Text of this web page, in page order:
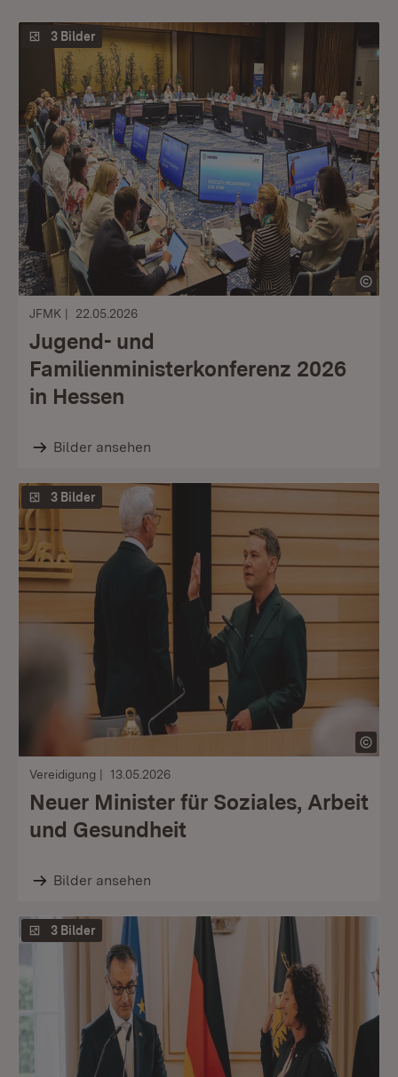
3 Bilder
JFMK 22.05.2026
Jugend- und
Familienministerkonferenz 2026
in Hessen
Bilder ansehen
3 Bilder
Vereidigung 13.05.2026
Neuer Minister für Soziales, Arbeit
und Gesundheit
Bilder ansehen
3 Bilder